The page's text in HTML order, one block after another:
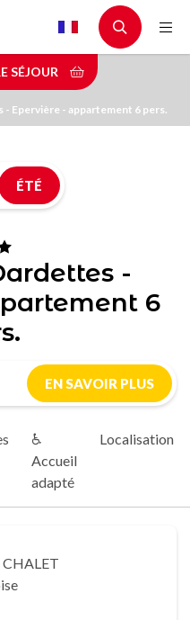
SÉJOUR
- Epervière - appartement 6 pers.
ÉTÉ
-
6
EN SAVOIR PLUS
♿
Accueil
adapté
Localisation
CHALET